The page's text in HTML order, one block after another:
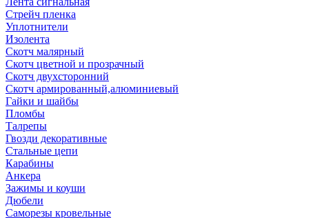
Стрейч пленка
Уплотнители
Изолента
Скотч малярный
Скотч цветной и прозрачный
Скотч двухсторонний
Скотч армированный,алюминиевый
Гайки и шайбы
Пломбы
Талрепы
Гвозди декоративные
Стальные цепи
Карабины
Анкера
Зажимы и коуши
Дюбели
Саморезы кровельные